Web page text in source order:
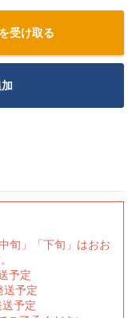
受け取る
旬」「下旬」はおお
予定
送予定
予定